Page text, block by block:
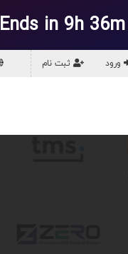
Ends in 9h
ورود ثبت نام